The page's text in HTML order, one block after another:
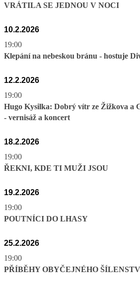
VRÁTILA SE JEDNOU V NOCI
10.2.2026
19:00
Klepání na nebeskou bránu - hostuje
12.2.2026
19:00
Hugo Kysilka: Dobrý vítr ze Žižkova a
- vernisáž a koncert
18.2.2026
19:00
ŘEKNI, KDE TI MUŽI JSOU
19.2.2026
19:00
POUTNÍCI DO LHASY
25.2.2026
19:00
PŘÍBĚHY OBYČEJNÉHO